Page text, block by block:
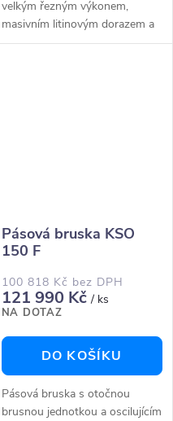
velkým řezným výkonem,
masivním litinovým dorazem a
bohatým příslušenstvím. Těžké
Pásová bruska KSO
150 F
100 818 Kč bez DPH
121 990 Kč/ ks
NA DOTAZ
DO KOŠÍKU
Pásová bruska s otočnou
brusnou jednotkou a oscilujícím